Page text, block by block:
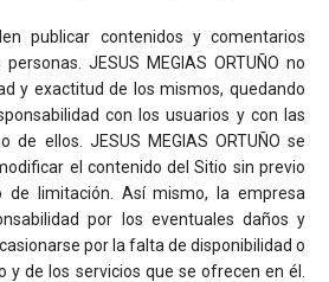
publicar contenidos y comentarios
JESUS MEGIAS ORTUÑO no
y exactitud de los mismos, quedando
con los usuarios y con las
de ellos. JESUS MEGIAS ORTUÑO se
el contenido del Sitio sin previo
de limitación. Así mismo, la empresa
por los eventuales daños y
por la falta de disponibilidad o
y de los servicios que se ofrecen en él.